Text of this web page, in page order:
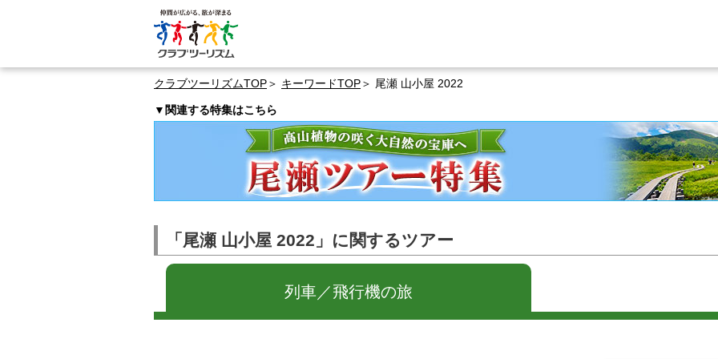
クラブツーリズムTOP キーワードTOP 尾瀬 山小屋 2022
▼関連する特集はこちら
「尾瀬 山小屋 2022」に関するツアー
列車／飛行機の旅